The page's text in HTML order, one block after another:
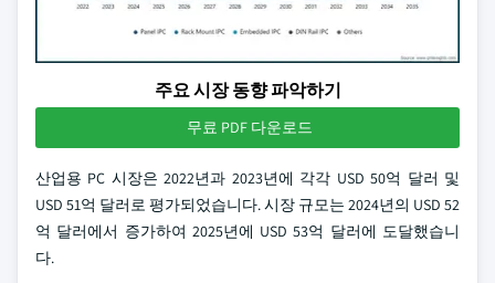
주요 시장 동향 파악하기
무료 PDF 다운로드
산업용 PC 시장은 2022년과 2023년에 각각 USD 50억 달러 및
USD 51억 달러로 평가되었습니다. 시장 규모는 2024년의 USD 52
억 달러에서 증가하여 2025년에 USD 53억 달러에 도달했습니
다.